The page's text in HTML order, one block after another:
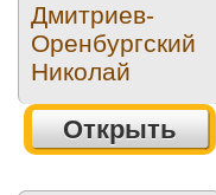
Дмитриев-
Оренбургский
Николай
Открыть